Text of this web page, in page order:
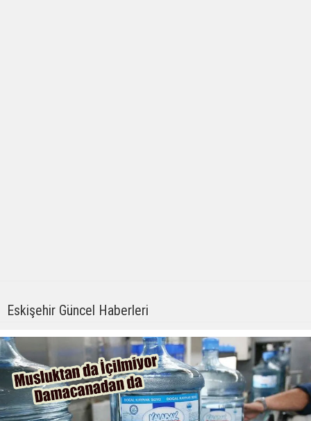
Eskişehir Güncel Haberleri